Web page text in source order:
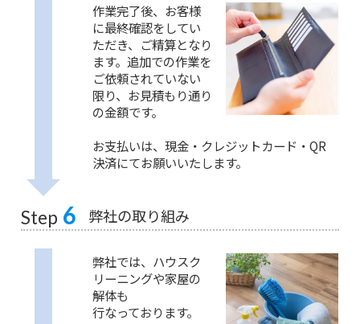
作業完了後、お客様
に最終確認をしてい
ただき、ご精算となり
ます。追加での作業を
ご依頼されていない
限り、お見積もり通り
の金額です。
お支払いは、現金・クレジットカード・QR
決済にてお願いいたします。
Step 6 弊社の取り組み
弊社では、ハウスク
リーニングや家屋の
解体も
行なっております。